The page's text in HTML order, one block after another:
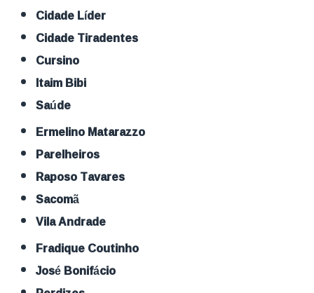
Cidade Líder
Cidade Tiradentes
Cursino
Itaim Bibi
Saúde
Ermelino Matarazzo
Parelheiros
Raposo Tavares
Sacomã
Vila Andrade
Fradique Coutinho
José Bonifácio